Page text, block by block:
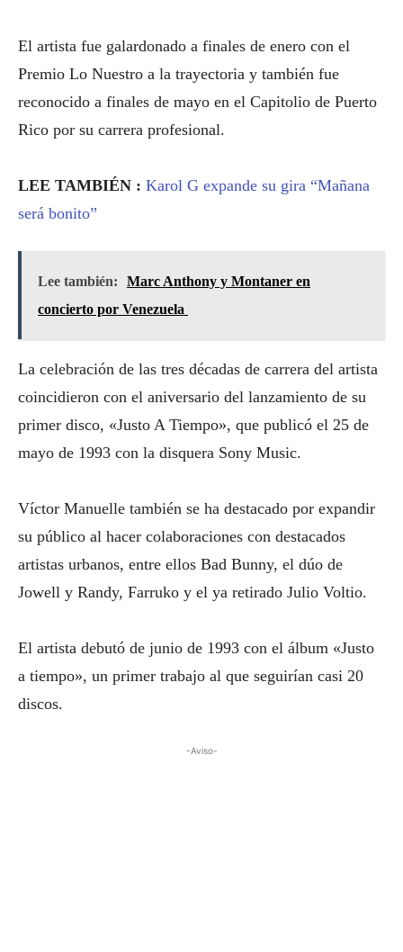
El artista fue galardonado a finales de enero con el
Premio Lo Nuestro a la trayectoria y también fue
reconocido a finales de mayo en el Capitolio de Puerto
Rico por su carrera profesional.
LEE TAMBIÉN : Karol G expande su gira “Mañana
será bonito”
Lee también:
Marc Anthony y Montaner en
concierto por Venezuela
La celebración de las tres décadas de carrera del artista
coincidieron con el aniversario del lanzamiento de su
primer disco, «Justo A Tiempo», que publicó el 25 de
mayo de 1993 con la disquera Sony Music.
Víctor Manuelle también se ha destacado por expandir
su público al hacer colaboraciones con destacados
artistas urbanos, entre ellos Bad Bunny, el dúo de
Jowell y Randy, Farruko y el ya retirado Julio Voltio.
El artista debutó de junio de 1993 con el álbum «Justo
a tiempo», un primer trabajo al que seguirían casi 20
discos.
-Aviso-